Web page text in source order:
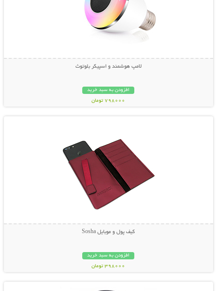
لامپ هوشمند و اسپیکر بلوتوث
افزودن به سبد خرید
798000 تومان
نمایش توضیحات بیشتر
کیف پول و موبایل Sosha
افزودن به سبد خرید
398000 تومان
نمایش توضیحات بیشتر